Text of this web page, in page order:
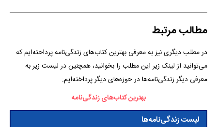
مطالب مرتبط
در مطلب دیگری نیز به معرفی بهترین کتاب‌های زندگی‌نامه پرداخته‌ایم که
می‌توانید از لینک زیر این مطلب را بخوانید، همچنین در لیست زیر به
معرفی دیگر زندگی‌نامه‌ها در حوزه‌های دیگر پرداخته‌ایم:
بهترین کتاب‌های زندگی‌نامه
لیست زندگی‌نامه‌ها